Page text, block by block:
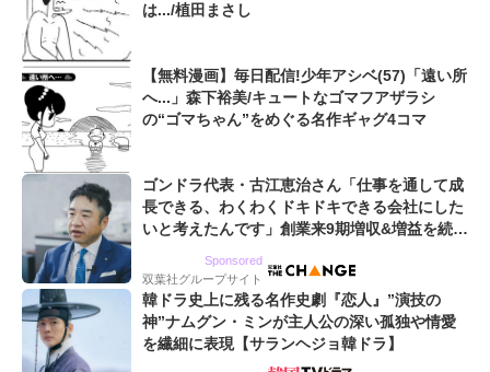
は.../植田まさし
【無料漫画】毎日配信!少年アシベ(57)「遠い所
へ...」森下裕美/キュートなゴマフアザラシ
の“ゴマちゃん”をめぐる名作ギャグ4コマ
ゴンドラ代表・古江恵治さん「仕事を通して成
長できる、わくわくドキドキできる会社にした
いと考えたんです」創業来9期増収&増益を続け
Sponsored
双葉社グループサイト
韓ドラ史上に残る名作史劇『恋人』”演技の
神”ナムグン・ミンが主人公の深い孤独や情愛
を繊細に表現【サランヘジョ韓ドラ】